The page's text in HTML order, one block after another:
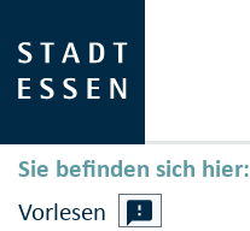
Sie befinden sich hier:
Vorlesen